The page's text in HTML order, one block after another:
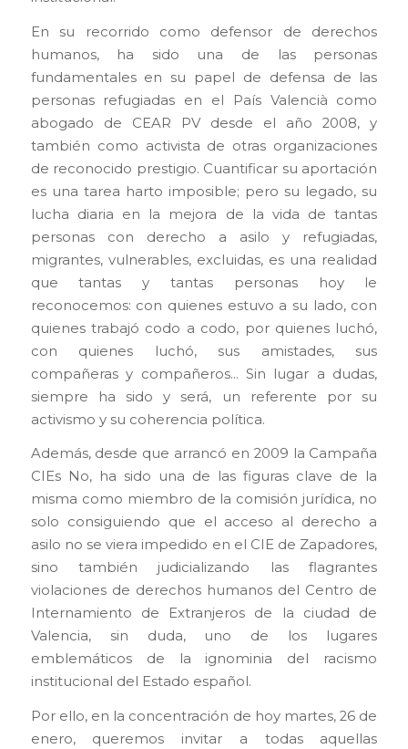
En su recorrido como defensor de derechos
humanos, ha sido una de las personas
fundamentales en su papel de defensa de las
personas refugiadas en el País Valencià como
abogado de CEAR PV desde el año 2008, y
también como activista de otras organizaciones
de reconocido prestigio. Cuantificar su aportación
es una tarea harto imposible; pero su legado, su
lucha diaria en la mejora de la vida de tantas
personas con derecho a asilo y refugiadas,
migrantes, vulnerables, excluidas, es una realidad
que tantas y tantas personas hoy le
reconocemos: con quienes estuvo a su lado, con
quienes trabajó codo a codo, por quienes luchó,
con quienes luchó, sus amistades, sus
compañeras y compañeros… Sin lugar a dudas,
siempre ha sido y será, un referente por su
activismo y su coherencia política.
Además, desde que arrancó en 2009 la Campaña
CIEs No, ha sido una de las figuras clave de la
misma como miembro de la comisión jurídica, no
solo consiguiendo que el acceso al derecho a
asilo no se viera impedido en el CIE de Zapadores,
sino también judicializando las flagrantes
violaciones de derechos humanos del Centro de
Internamiento de Extranjeros de la ciudad de
Valencia, sin duda, uno de los lugares
emblemáticos de la ignominia del racismo
institucional del Estado español.
Por ello, en la concentración de hoy martes, 26 de
enero, queremos invitar a todas aquellas